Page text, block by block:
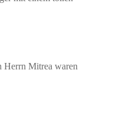
Herrn Mitrea waren